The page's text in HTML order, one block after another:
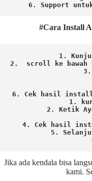
6. Support
#Cara Install
1.
2.  scroll ke bawah
6. Cek hasil
1.
2. Ketik
4. Cek hasil
5.
Jika ada kendala bisa
kami.